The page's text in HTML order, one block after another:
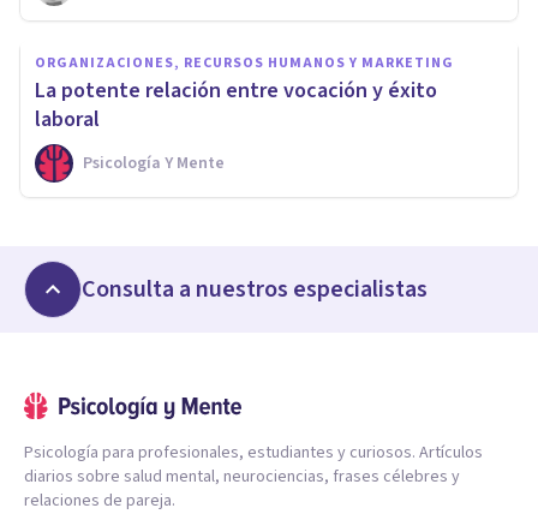
ORGANIZACIONES, RECURSOS HUMANOS Y MARKETING
La potente relación entre vocación y éxito
laboral
Psicología Y Mente
Consulta a nuestros especialistas
Psicología para profesionales, estudiantes y curiosos. Artículos
diarios sobre salud mental, neurociencias, frases célebres y
relaciones de pareja.